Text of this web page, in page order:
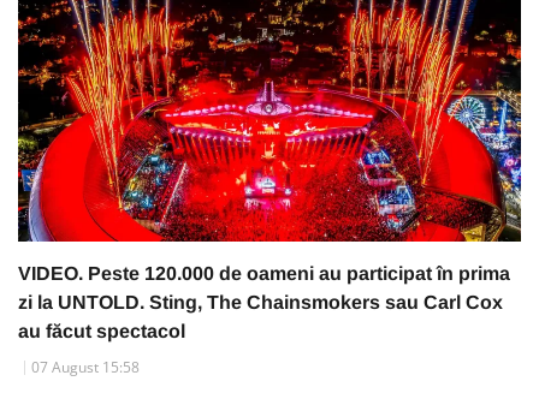
VIDEO. Peste 120.000 de oameni au participat în prima
zi la UNTOLD. Sting, The Chainsmokers sau Carl Cox
au făcut spectacol
07 August 15:58